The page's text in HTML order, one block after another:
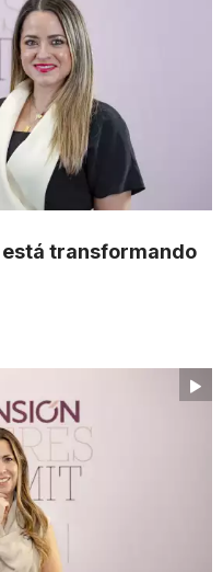
transformando